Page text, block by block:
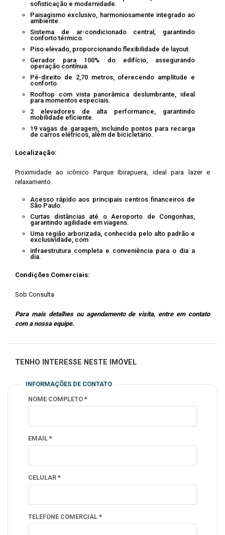
sofisticação e modernidade.
Paisagismo exclusivo, harmoniosamente integrado ao
ambiente.
Sistema de ar-condicionado central, garantindo
conforto térmico.
Piso elevado, proporcionando flexibilidade de layout.
Gerador para 100% do edifício, assegurando
operação contínua.
Pé-direito de 2,70 metros, oferecendo amplitude e
conforto.
Rooftop com vista panorâmica deslumbrante, ideal
para momentos especiais.
2 elevadores de alta performance, garantindo
mobilidade eficiente.
19 vagas de garagem, incluindo pontos para recarga
de carros elétricos, além de bicicletário.
Localização:
Proximidade ao icônico Parque Ibirapuera, ideal para lazer e
relaxamento.
Acesso rápido aos principais centros financeiros de
São Paulo.
Curtas distâncias até o Aeroporto de Congonhas,
garantindo agilidade em viagens.
Uma região arborizada, conhecida pelo alto padrão e
exclusividade, com
infraestrutura completa e conveniência para o dia a
dia.
Condições Comerciais:
Sob Consulta
Para mais detalhes ou agendamento de visita, entre em contato
com a nossa equipe.
TENHO INTERESSE NESTE IMÓVEL
INFORMAÇÕES DE CONTATO
NOME COMPLETO *
EMAIL *
CELULAR *
TELEFONE COMERCIAL *